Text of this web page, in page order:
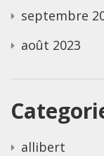
septembre
août 2023
allibert